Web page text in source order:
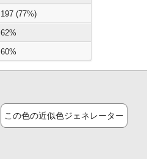
197 (77%)
62%
60%
この色の近似色ジェネレーター